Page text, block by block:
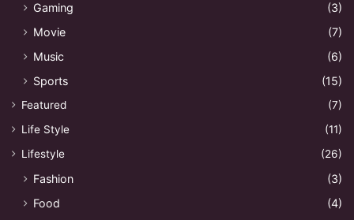
Gaming
(3)
Movie
(7)
Music
(6)
Sports
(15)
Featured
(7)
Life Style
(11)
Lifestyle
(26)
Fashion
(3)
Food
(4)